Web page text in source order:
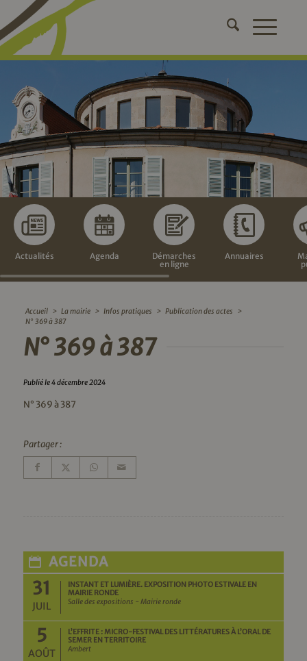
Actualités Agenda
Démarches
en ligne
Annuaires
Accueil > La mairie > Infos pratiques > Publication des actes
>
N° 369 à 387
N° 369 à 387
Publié le 4 décembre 2024
N° 369 à 387
Partager :
AGENDA
31
JUIL
INSTANT ET LUMIÈRE. EXPOSITION PHOTO ESTIVALE EN
MAIRIE RONDE
Salle des expositions - Mairie ronde
5
AOÛT
L’EFFRITE : MICRO-FESTIVAL DES LITTÉRATURES À L’ORAL DE
SEMER EN TERRITOIRE
Ambert